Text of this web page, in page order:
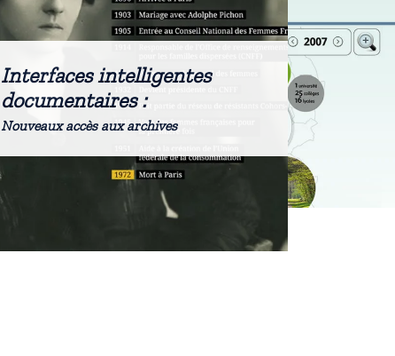
Interfaces intelligentes
documentaires :
Nouveaux accès aux archives